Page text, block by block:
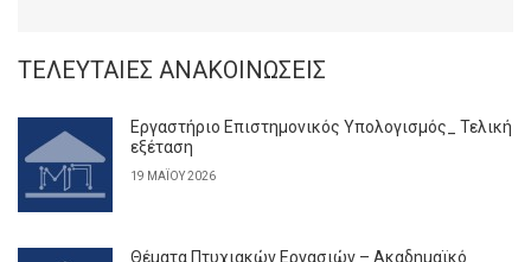
ΤΕΛΕΥΤΑΊΕΣ ΑΝΑΚΟΙΝΏΣΕΙΣ
Εργαστήριο Επιστημονικός Υπολογισμός_ Τελική
εξέταση
19 ΜΑΪ́ΟΥ 2026
Θέματα Πτυχιακών Εργασιών – Ακαδημαϊκό